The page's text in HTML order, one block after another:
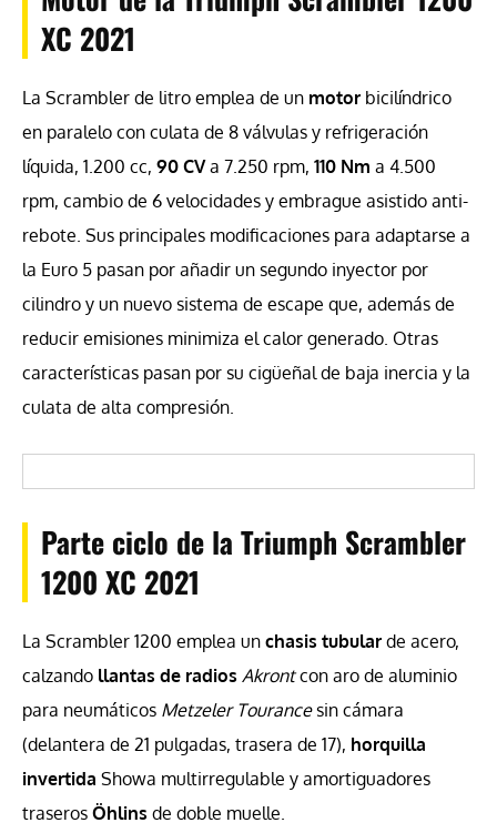
XC 2021
La Scrambler de litro emplea de un motor bicilíndrico
en paralelo con culata de 8 válvulas y refrigeración
líquida, 1.200 cc, 90 CVa 7.250 rpm, 110 Nm a 4.500
rpm, cambio de 6 velocidades y embrague asistido anti-
rebote. Sus principales modificaciones para adaptarse a
la Euro 5 pasan por añadir un segundo inyector por
cilindro y un nuevo sistema de escape que, además de
reducir emisiones minimiza el calor generado. Otras
características pasan por su cigüeñal de baja inercia y la
culata de alta compresión.
Parte ciclo de la Triumph Scrambler
1200 XC 2021
La Scrambler 1200 emplea un chasis tubular de acero,
calzando llantas de radios Akrontcon aro de aluminio
para neumáticos Metzeler Tourancesin cámara
(delantera de 21 pulgadas, trasera de 17), horquilla
invertida Showa multirregulable y amortiguadores
traseros Öhlins de doble muelle.